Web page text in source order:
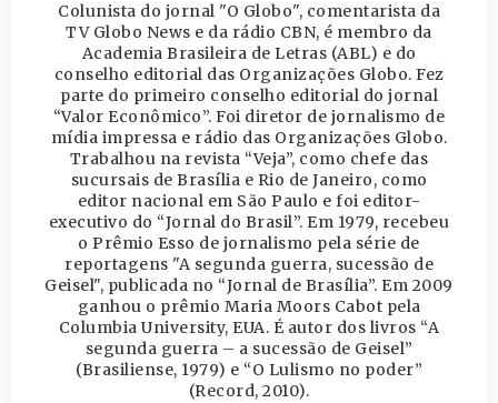
Colunista do jornal "O Globo", comentarista da
TV Globo News e da rádio CBN, é membro da
Academia Brasileira de Letras (ABL) e do
conselho editorial das Organizações Globo. Fez
parte do primeiro conselho editorial do jornal
“Valor Econômico”. Foi diretor de jornalismo de
mídia impressa e rádio das Organizações Globo.
Trabalhou na revista “Veja”, como chefe das
sucursais de Brasília e Rio de Janeiro, como
editor nacional em São Paulo e foi editor-
executivo do “Jornal do Brasil”. Em 1979, recebeu
o Prêmio Esso de jornalismo pela série de
reportagens "A segunda guerra, sucessão de
Geisel", publicada no “Jornal de Brasília”. Em 2009
ganhou o prêmio Maria Moors Cabot pela
Columbia University, EUA. É autor dos livros “A
segunda guerra – a sucessão de Geisel”
(Brasiliense, 1979) e “O Lulismo no poder”
(Record, 2010).